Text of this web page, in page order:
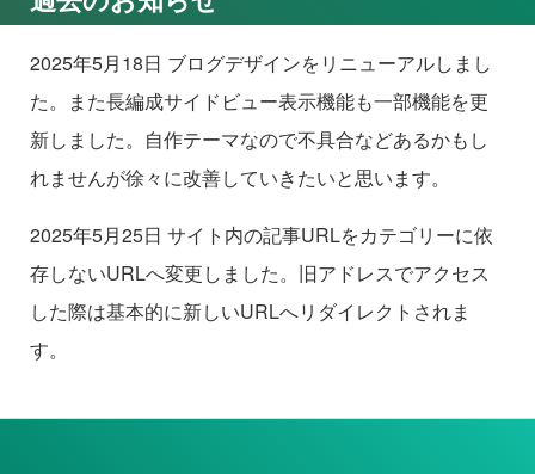
2025年5月18日 ブログデザインをリニューアルしまし
た。また長編成サイドビュー表示機能も一部機能を更
新しました。自作テーマなので不具合などあるかもし
れませんが徐々に改善していきたいと思います。
2025年5月25日 サイト内の記事URLをカテゴリーに依
存しないURLへ変更しました。旧アドレスでアクセス
した際は基本的に新しいURLへリダイレクトされま
す。